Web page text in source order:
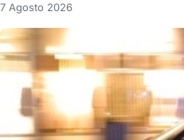
7 Agosto 2026